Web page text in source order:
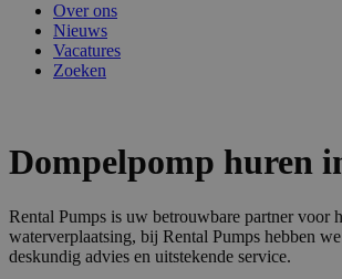
Over ons
Nieuws
Vacatures
Zoeken
Dompelpomp huren
Rental Pumps is uw betrouwbare partner voor
waterverplaatsing, bij Rental Pumps hebben
deskundig advies en uitstekende service.